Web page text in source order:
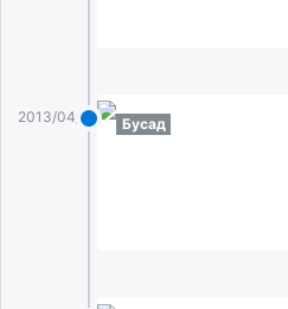
2013/04/04 Бусад